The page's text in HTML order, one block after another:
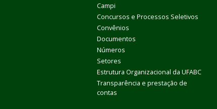
Campi
Concursos e Processos Seletivos
Convênios
Documentos
Números
Setores
Estrutura Organizacional da UFABC
Transparência e prestação de
contas